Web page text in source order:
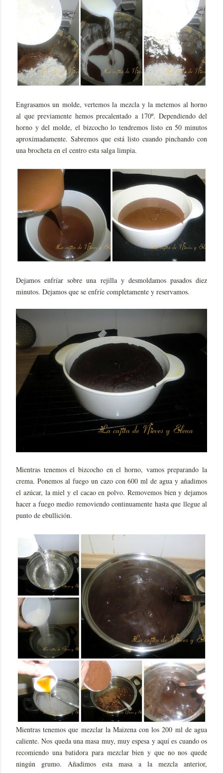
Engrasamos un molde, vertemos la mezcla y la metemos al horno
al que previamente hemos precalentado a 170º. Dependiendo del
horno y del molde, el bizcocho lo tendremos listo en 50 minutos
aproximadamente. Sabremos que está listo cuando pinchando con
una brocheta en el centro esta salga limpia.
Dejamos enfríar sobre una rejilla y desmoldamos pasados diez
minutos. Dejamos que se enfríe completamente y reservamos.
Mientras tenemos el bizcocho en el horno, vamos preparando la
crema. Ponemos al fuego un cazo con 600 ml de agua y añadimos
el azúcar, la miel y el cacao en polvo. Removemos bien y dejamos
hacer a fuego medio removiendo continuamente hasta que llegue al
punto de ebullición.
Mientras tenemos que mezclar la Maizena con los 200 ml de agua
caliente. Nos queda una masa muy, muy espesa y aquí es cuando os
recomiendo una batidora para mezclar bien y que no nos quede
ningún grumo. Añadimos esta masa a la mezcla anterior,